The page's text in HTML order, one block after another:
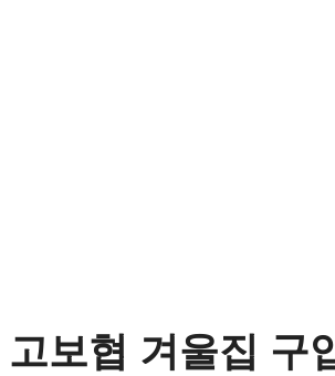
고보협 겨울집 구